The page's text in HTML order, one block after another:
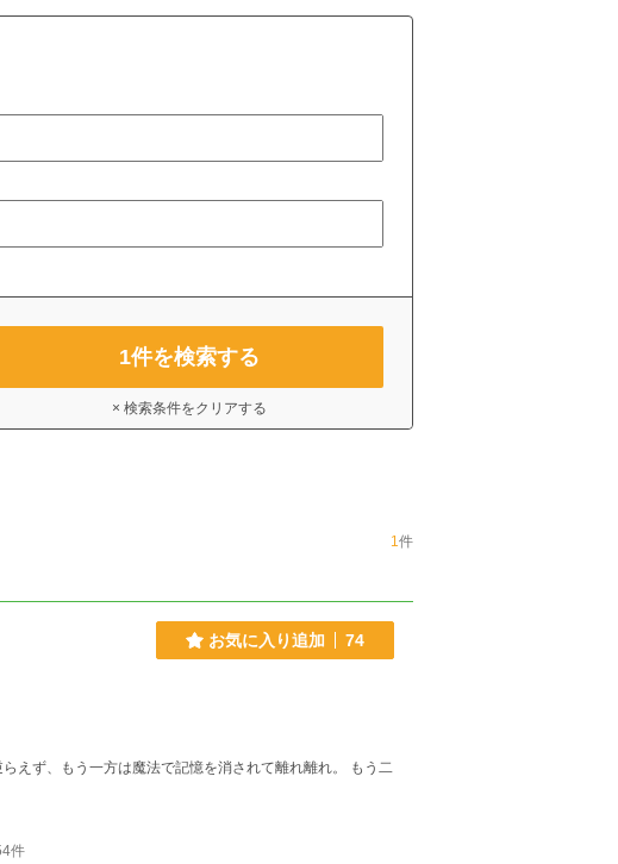
1件を検索する
× 検索条件をクリアする
1件
お気に入り追加 74
えず、もう一方は魔法で記憶を消されて離れ離れ。 もう二
件